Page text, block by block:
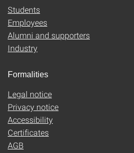
Students
Employees
Alumni and supporters
Industry
Formalities
Legal notice
Privacy notice
Accessibility
Certificates
AGB